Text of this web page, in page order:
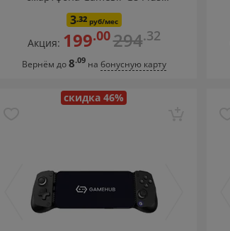
Bluetooth
3.32руб/мес
Акция: 199.00294.32
Вернём до8.09 на бонусную карту
скидка 46%